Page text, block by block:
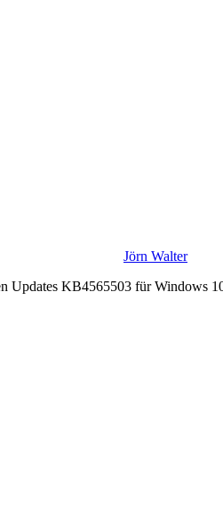
Jörn Walter
KB4565503 für Windows